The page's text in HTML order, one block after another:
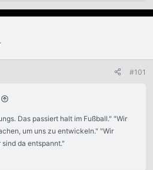
#101
Das passiert halt im Fußball." "Wir
um uns zu entwickeln." "Wir
da entspannt."